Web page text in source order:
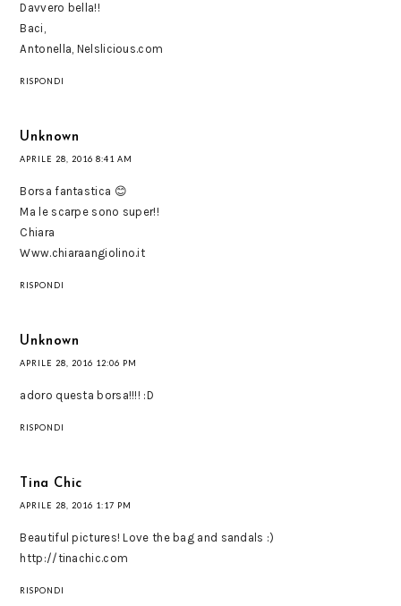
Davvero bella!!
Baci,
Antonella, Nelslicious.com
RISPONDI
Unknown
APRILE 28, 2016 8:41 AM
Borsa fantastica 😊
Ma le scarpe sono super!!
Chiara
Www.chiaraangiolino.it
RISPONDI
Unknown
APRILE 28, 2016 12:06 PM
adoro questa borsa!!!! :D
RISPONDI
Tina Chic
APRILE 28, 2016 1:17 PM
Beautiful pictures! Love the bag and sandals :)
http://tinachic.com
RISPONDI